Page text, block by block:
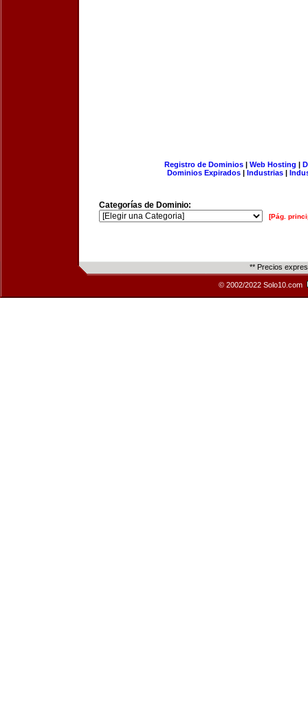
Registro de Dominios| Web Hosting |
Dominios Expirados | Industrias |
Categorías de Dominio:
[Pág.
** Precios
© 2002/2022 Solo10.com